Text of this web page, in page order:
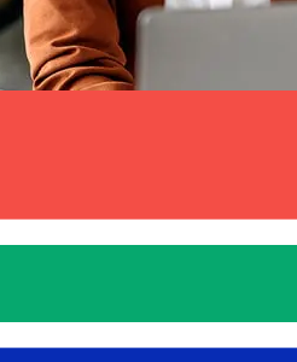
Citizens Bank -